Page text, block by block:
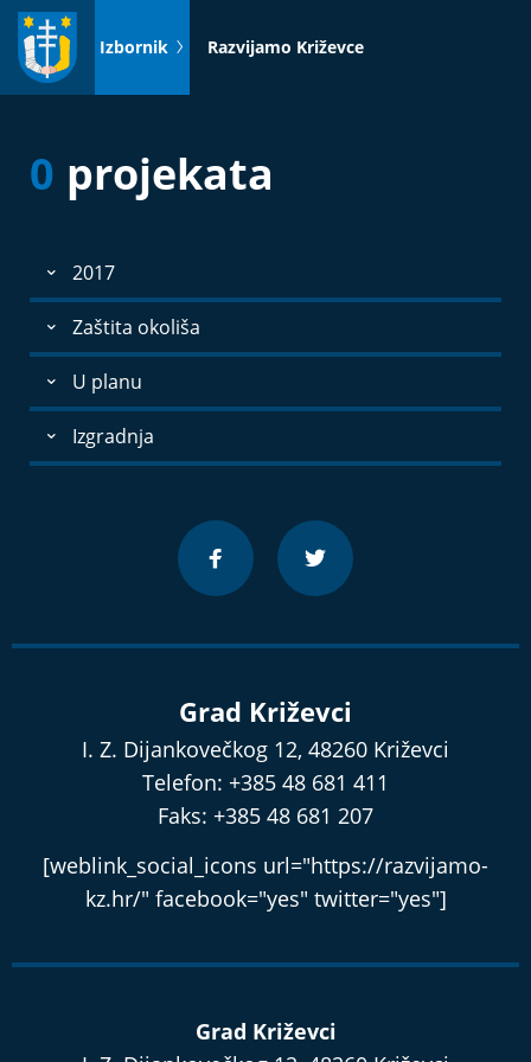
Idi
sadržaj
Izbornik Razvijamo Križevce
0 projekata
2017
Zaštita okoliša
U planu
Izgradnja
Grad Križevci
I. Z. Dijankovečkog 12, 48260 Križevci
Telefon: +385 48 681 411
Faks: +385 48 681 207
[weblink_social_icons url="https://razvijamo-
kz.hr/" facebook="yes" twitter="yes"]
Grad Križevci